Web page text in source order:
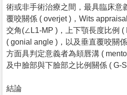
術或非手術治療之間，最具臨床意
覆咬關係 ( overjet )，Wits
交角(∠L1-MP )，上下顎長度比例 (
( gonial angle )，以及垂直覆咬關
方面具判定意義者為頦唇溝 (
及中臉部與下臉部之比例關係 ( G-
結論